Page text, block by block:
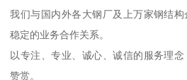
我们与国内外各大钢厂及上万家钢结
稳定的业务合作关系。
以专注、专业、诚心、诚信的服务理
赞赏。